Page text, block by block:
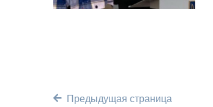
Предыдущая страница